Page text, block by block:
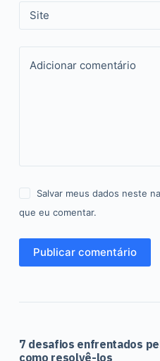
Site
Adicionar comentário
Salvar meus dados neste
que eu comentar.
Publicar comentário
7 desafios enfrentados
como resolvê-los